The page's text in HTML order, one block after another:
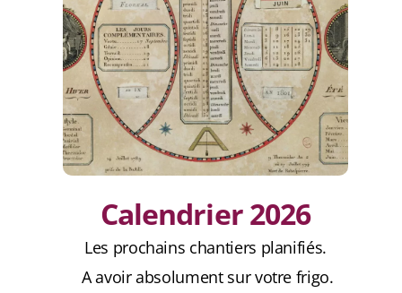
Calendrier 2026
Les prochains chantiers planifiés.
A avoir absolument sur votre frigo.